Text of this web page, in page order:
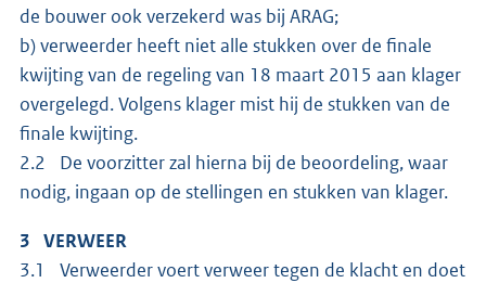
de bouwer ook verzekerd was bij ARAG;
b) verweerder heeft niet alle stukken over de finale
kwijting van de regeling van 18 maart 2015 aan klager
overgelegd. Volgens klager mist hij de stukken van de
finale kwijting.
2.2 De voorzitter zal hierna bij de beoordeling, waar
nodig, ingaan op de stellingen en stukken van klager.
3 VERWEER
3.1 Verweerder voert verweer tegen de klacht en doet